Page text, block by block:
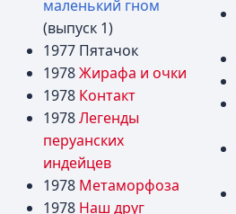
маленький гном
(выпуск 1)
1977 Пятачок
1978Жирафа и очки
1978 Контакт
1978Легенды
перуанских
индейцев
1978 Метаморфоза
1978 Наш друг